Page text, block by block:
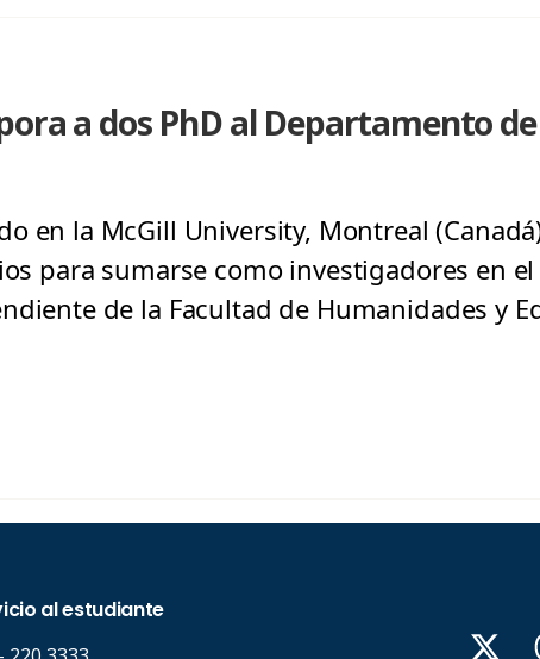
a dos PhD al Departamento
en la McGill University, Montreal
para sumarse como investigadores en el
de la Facultad de Humanidades y